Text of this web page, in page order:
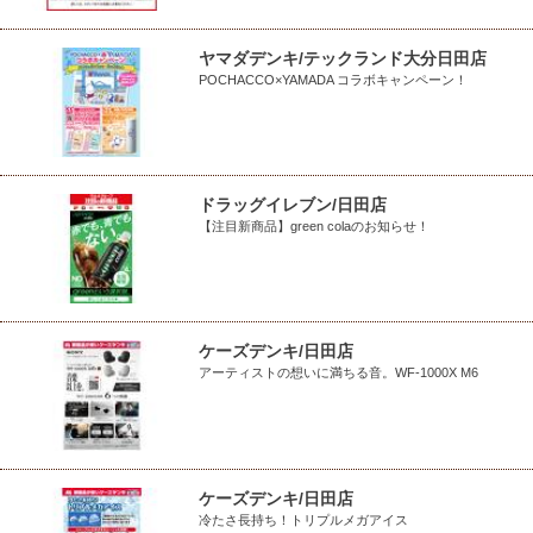
ヤマダデンキ/テックランド大分日田店
POCHACCO×YAMADA コラボキャンペーン！
ドラッグイレブン/日田店
【注目新商品】green colaのお知らせ！
ケーズデンキ/日田店
アーティストの想いに満ちる音。WF-1000X M6
ケーズデンキ/日田店
冷たさ長持ち！トリプルメガアイス